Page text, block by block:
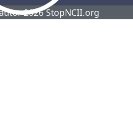
2026 StopNCII.org